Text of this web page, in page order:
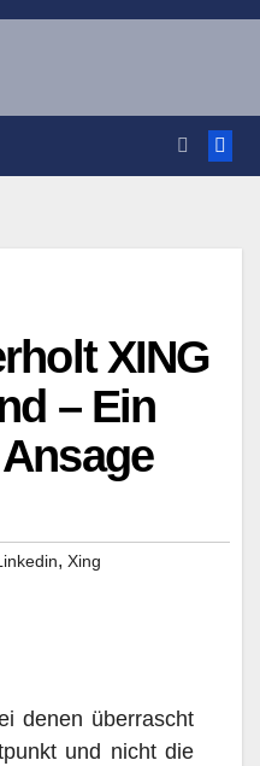
XING
– Ein
, Xing
denen überrascht
und nicht die